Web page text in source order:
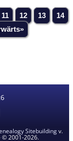
11 12 13
14
Sitebuildingv.
© 2001-2026.